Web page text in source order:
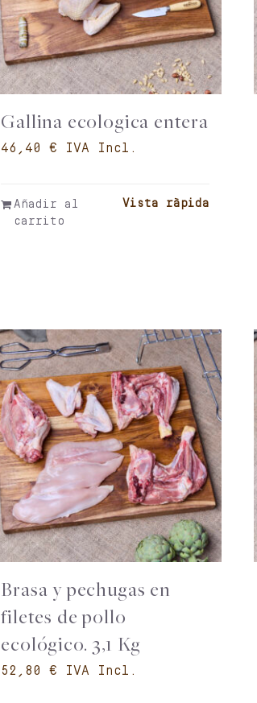
Gallina ecologica entera
€
Añadir al
carrito
Vista ràpida
Brasa y pechugas en
filetes de pollo
ecológico. 3,1 Kg
€